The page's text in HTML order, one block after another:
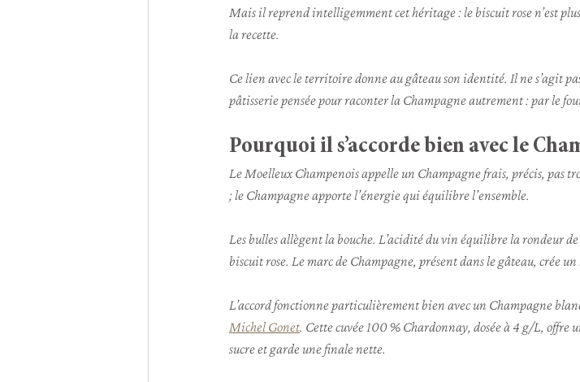
Mais il reprend intelligemment cet héritage : le biscuit rose n’est
la recette.
Ce lien avec le territoire donne au gâteau son identité. Il ne s’agit
pâtisserie pensée pour raconter la Champagne autrement : par le
Pourquoi il s’accorde bien avec le
Le Moelleux Champenois appelle un Champagne frais, précis, pas
; le Champagne apporte l’énergie qui équilibre l’ensemble.
Les bulles allègent la bouche. L’acidité du vin équilibre la rondeur
biscuit rose. Le marc de Champagne, présent dans le gâteau, crée
L’accord fonctionne particulièrement bien avec un Champagne
Michel Gonet. Cette cuvée 100 % Chardonnay, dosée à 4 g/L, offre
sucre et garde une finale nette.